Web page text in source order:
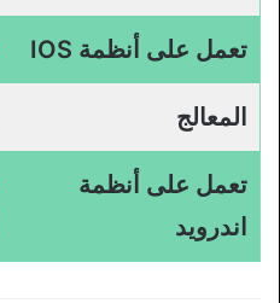
تعمل على أنظمة IOS
المعالج
تعمل على أنظمة
اندرويد